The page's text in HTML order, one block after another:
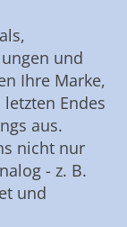
und
Ihre Marke,
Endes
aus.
nicht nur
- z. B.
und